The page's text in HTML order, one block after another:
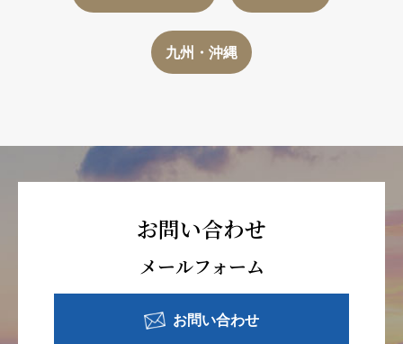
九州・沖縄
お問い合わせ
メールフォーム
お問い合わせ